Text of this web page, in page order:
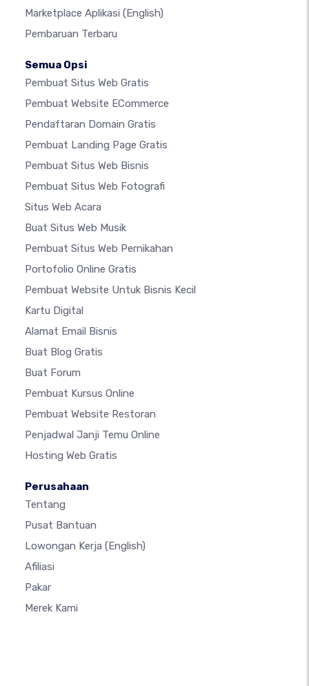
Marketplace Aplikasi (English)
Pembaruan Terbaru
Semua Opsi
Pembuat Situs Web Gratis
Pembuat Website ECommerce
Pendaftaran Domain Gratis
Pembuat Landing Page Gratis
Pembuat Situs Web Bisnis
Pembuat Situs Web Fotografi
Situs Web Acara
Buat Situs Web Musik
Pembuat Situs Web Pernikahan
Portofolio Online Gratis
Pembuat Website Untuk Bisnis Kecil
Kartu Digital
Alamat Email Bisnis
Buat Blog Gratis
Buat Forum
Pembuat Kursus Online
Pembuat Website Restoran
Penjadwal Janji Temu Online
Hosting Web Gratis
Perusahaan
Tentang
Pusat Bantuan
Lowongan Kerja (English)
Afiliasi
Pakar
Merek Kami